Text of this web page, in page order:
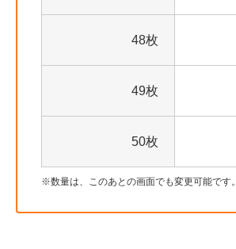
48枚
49枚
50枚
数量は、このあとの画面でも変更可能です。